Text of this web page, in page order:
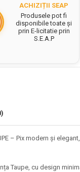
ACHIZIȚII SEAP
Produsele pot fi
disponibile toate și
prin E-licitatie prin
S.E.A.P
– Pix modern și
Taupe, cu design